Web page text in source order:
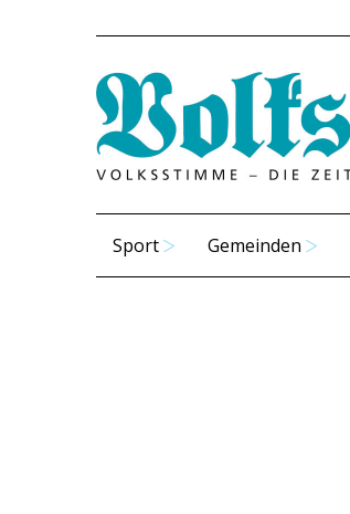
Sport Gemeinden